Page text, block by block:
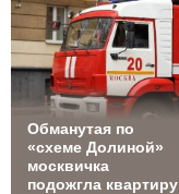
Обманутая по
«схеме Долиной»
москвичка
подожгла квартиру